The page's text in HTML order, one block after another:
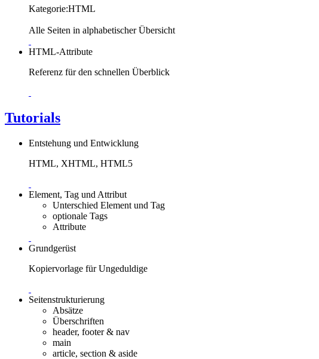
Kategorie:HTML
Alle Seiten in alphabetischer Übersicht
HTML-Attribute
Referenz für den schnellen Überblick
Tutorials
Entstehung und Entwicklung
HTML, XHTML, HTML5
Element, Tag und Attribut
Unterschied Element und Tag
optionale Tags
Attribute
Grundgerüst
Kopiervorlage für Ungeduldige
Seitenstrukturierung
Absätze
Überschriften
header, footer & nav
main
article, section & aside